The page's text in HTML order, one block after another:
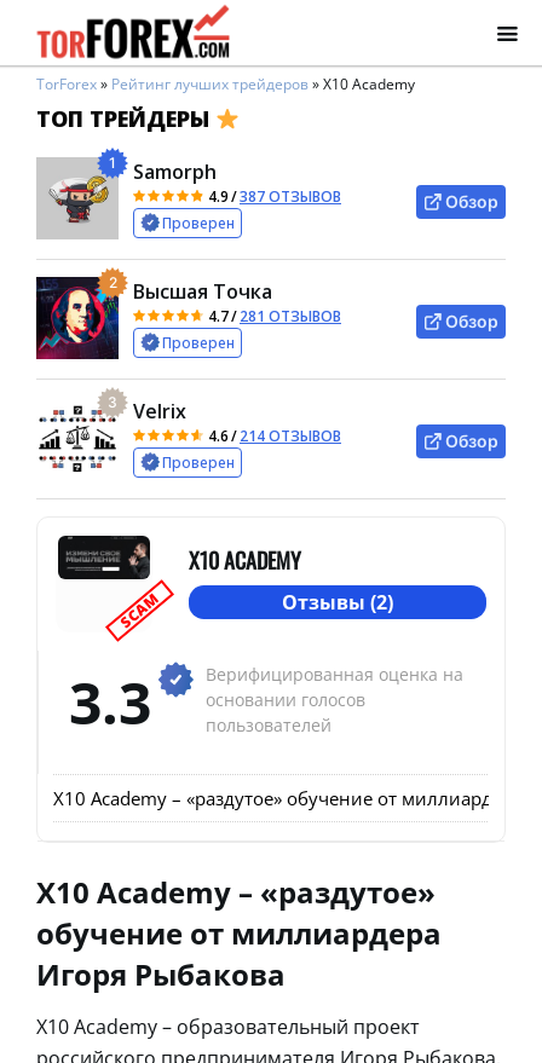
TorForex» Рейтинг лучших трейдеров»Х10 Academy
ТОП ТРЕЙДЕРЫ
1 Samorph
4.9/387 ОТЗЫВОВ
Проверен
Обзор
2 Высшая Точка
4.7/281 ОТЗЫВОВ
Проверен
Обзор
3 Velrix
4.6/214 ОТЗЫВОВ
Проверен
Обзор
SCAM
Х10 ACADEMY
Отзывы (2)
3.3
Верифицированная оценка на
основании голосов
пользователей
Х10 Academy – «раздутое» обучение от миллиардера
Х10 Academy – «раздутое»
обучение от миллиардера
Игоря Рыбакова
Х10 Academy – образовательный проект